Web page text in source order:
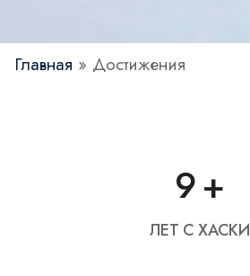
Главная » Достижения
9+
ЛЕТ С ХАСКИ